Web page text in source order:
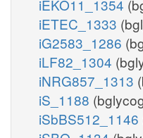
iEKO11_1354
iETEC_1333
iG2583_1286
iLF82_1304
iNRG857_1313
iS_1188
iSbBS512_1146